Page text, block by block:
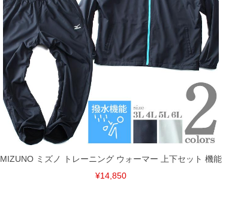
MIZUNO ミズノ トレーニング ウォーマー 上下セット 機能
¥14,850